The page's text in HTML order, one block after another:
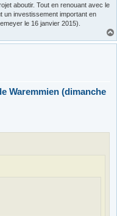
aboutir. Tout en renouant avec le
un investissement important en
le 16 janvier 2015).
Waremmien (dimanche